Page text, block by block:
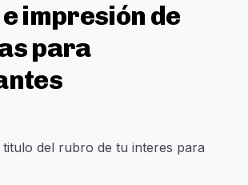
impresión de
para
del rubro de tu interes para